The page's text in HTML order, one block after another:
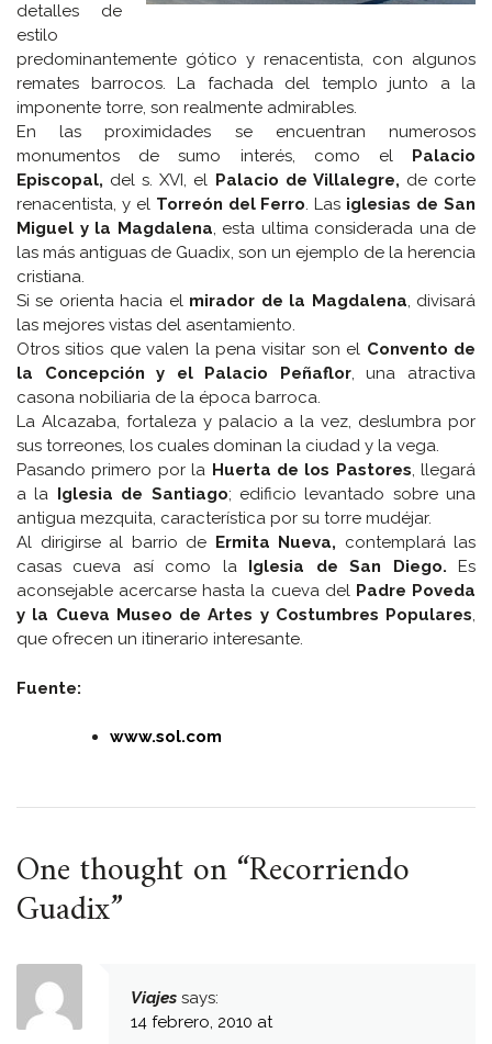
detalles de
estilo
predominantemente gótico y renacentista, con algunos
remates barrocos. La fachada del templo junto a la
imponente torre, son realmente admirables.
En las proximidades se encuentran numerosos
monumentos de sumo interés, como el
Palacio
Episcopal, del s. XVI, el Palacio de Villalegre, de corte
renacentista, y el Torreón del Ferro. Las iglesias de San
Miguel y la Magdalena, esta ultima considerada una de
las más antiguas de Guadix, son un ejemplo de la herencia
cristiana.
Si se orienta hacia el mirador de la Magdalena, divisará
las mejores vistas del asentamiento.
Otros sitios que valen la pena visitar son el Convento de
la Concepción y el Palacio Peñaflor, una atractiva
casona nobiliaria de la época barroca.
La Alcazaba, fortaleza y palacio a la vez, deslumbra por
sus torreones, los cuales dominan la ciudad y la vega.
Pasando primero por la Huerta de los Pastores, llegará
a la
Iglesia de Santiago; edificio levantado sobre una
antigua mezquita, característica por su torre mudéjar.
Al dirigirse al barrio de
Ermita Nueva, contemplará las
casas cueva así como la
Iglesia de San Diego. Es
aconsejable acercarse hasta la cueva del Padre Poveda
y la Cueva Museo de Artes y Costumbres Populares,
que ofrecen un itinerario interesante.
Fuente:
www.sol.com
One thought on “Recorriendo
Guadix”
Viajes says:
14 febrero, 2010 at